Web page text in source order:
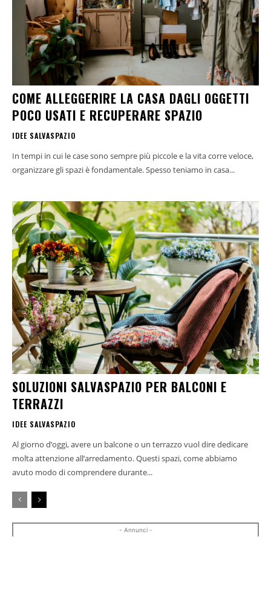
COME ALLEGGERIRE LA CASA DAGLI OGGETTI
POCO USATI E RECUPERARE SPAZIO
IDEE SALVASPAZIO
In tempi in cui le case sono sempre più piccole e la vita corre veloce,
organizzare gli spazi è fondamentale. Spesso teniamo in casa...
SOLUZIONI SALVASPAZIO PER BALCONI E
TERRAZZI
IDEE SALVASPAZIO
Al giorno d’oggi, avere un balcone o un terrazzo vuol dire dedicare
molta attenzione all’arredamento. Questi spazi, come abbiamo
avuto modo di comprendere durante...
- Annunci -